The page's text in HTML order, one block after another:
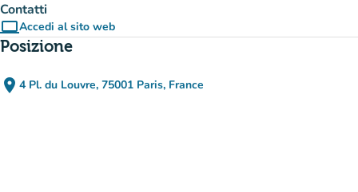
Contatti
computerAccedi al sito web
(nuova scheda)
Posizione
place 4 Pl. du Louvre, 75001 Paris, France
(apri in Google Maps)
(nuova scheda)